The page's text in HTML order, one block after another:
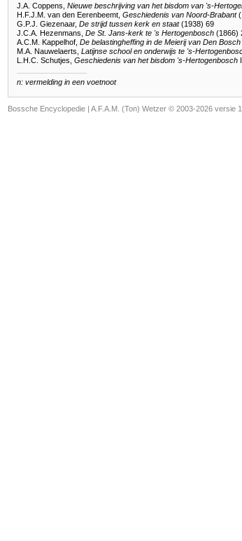
J.A. Coppens, Nieuwe beschrijving van het bisdom van 's-
H.F.J.M. van den Eerenbeemt, Geschiedenis van Noord-Brabant
G.P.J. Giezenaar, De strijd tussen kerk en staat(1938) 69
J.C.A. Hezenmans, De St. Jans-kerk te 's Hertogenbosch (1866)
A.C.M. Kappelhof, De belastingheffing in de Meierij van Den
M.A. Nauwelaerts, Latijnse school en onderwijs te 's-
L.H.C. Schutjes, Geschiedenis van het bisdom 's-Hertogenbosch
n: vermelding in een voetnoot
Bossche Encyclopedie | A.F.A.M. (Ton) Wetzer © 2003-2026 versie